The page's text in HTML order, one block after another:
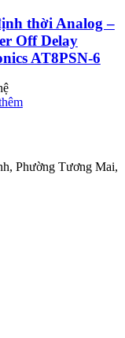
thời Analog –
Off Delay
AT8PSN-6
Phường Tương Mai,